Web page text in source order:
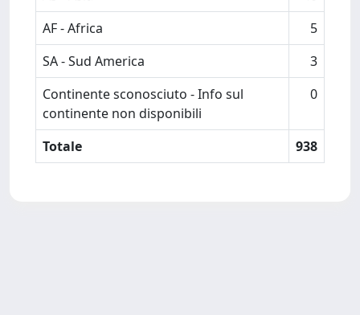
AF - Africa
5
SA - Sud America
3
Continente sconosciuto - Info sul
continente non disponibili
0
Totale 938